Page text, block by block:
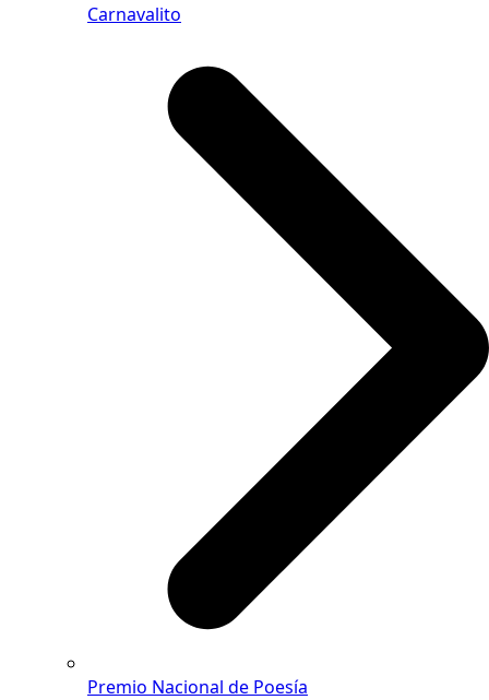
Carnavalito
Premio Nacional de Poesía